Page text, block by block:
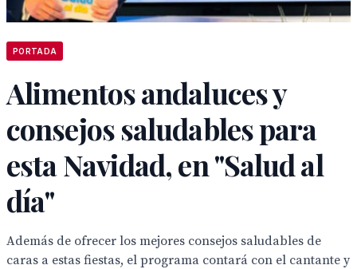
PORTADA
Alimentos andaluces y
consejos saludables para
esta Navidad, en "Salud al
día"
Además de ofrecer los mejores consejos saludables de
caras a estas fiestas, el programa contará con el cantante y